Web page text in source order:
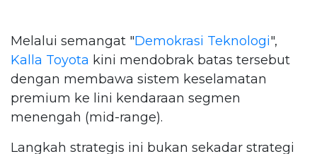
Melalui semangat "Demokrasi Teknologi",
Kalla Toyota kini mendobrak batas tersebut
dengan membawa sistem keselamatan
premium ke lini kendaraan segmen
menengah (mid-range).
Langkah strategis ini bukan sekadar strategi